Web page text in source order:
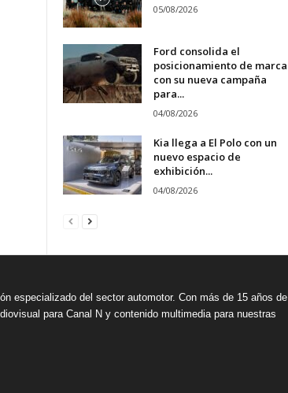
05/08/2026
Ford consolida el
posicionamiento de marca
con su nueva campaña
para...
04/08/2026
Kia llega a El Polo con un
nuevo espacio de
exhibición...
04/08/2026
especializado del sector automotor. Con más de 15 años de
para Canal N y contenido multimedia para nuestras